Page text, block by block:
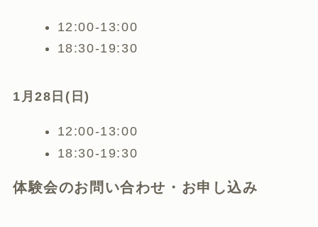
12:00-13:00
18:30-19:30
1月28日(日)
12:00-13:00
18:30-19:30
体験会のお問い合わせ・お申し込み